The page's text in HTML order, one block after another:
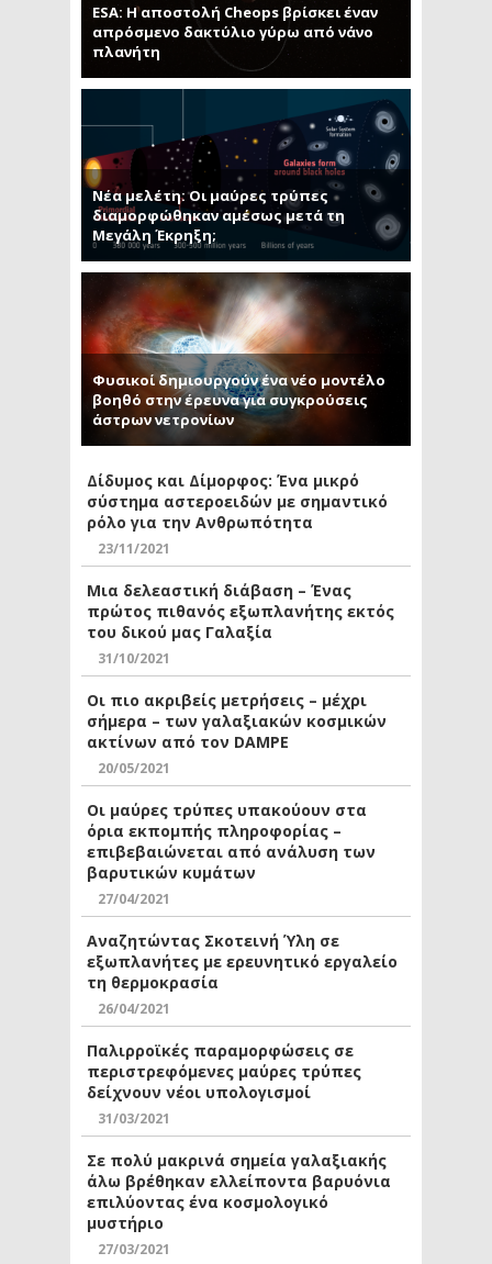
ESA: Η αποστολή Cheops βρίσκει έναν
απρόσμενο δακτύλιο γύρω από νάνο
πλανήτη
Νέα μελέτη: Οι μαύρες τρύπες
διαμορφώθηκαν αμέσως μετά τη
Μεγάλη Έκρηξη;
Φυσικοί δημιουργούν ένα νέο μοντέλο
βοηθό στην έρευνα για συγκρούσεις
άστρων νετρονίων
Δίδυμος και Δίμορφος: Ένα μικρό
σύστημα αστεροειδών με σημαντικό
ρόλο για την Ανθρωπότητα
23/11/2021
Μια δελεαστική διάβαση – Ένας
πρώτος πιθανός εξωπλανήτης εκτός
του δικού μας Γαλαξία
31/10/2021
Οι πιο ακριβείς μετρήσεις – μέχρι
σήμερα – των γαλαξιακών κοσμικών
ακτίνων από τον DAMPE
20/05/2021
Οι μαύρες τρύπες υπακούουν στα
όρια εκπομπής πληροφορίας –
επιβεβαιώνεται από ανάλυση των
βαρυτικών κυμάτων
27/04/2021
Αναζητώντας Σκοτεινή Ύλη σε
εξωπλανήτες με ερευνητικό εργαλείο
τη θερμοκρασία
26/04/2021
Παλιρροϊκές παραμορφώσεις σε
περιστρεφόμενες μαύρες τρύπες
δείχνουν νέοι υπολογισμοί
31/03/2021
Σε πολύ μακρινά σημεία γαλαξιακής
άλω βρέθηκαν ελλείποντα βαρυόνια
επιλύοντας ένα κοσμολογικό
μυστήριο
27/03/2021